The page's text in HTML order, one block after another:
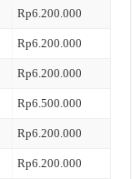
Rp6.200.000
Rp6.200.000
Rp6.200.000
Rp6.500.000
Rp6.200.000
Rp6.200.000